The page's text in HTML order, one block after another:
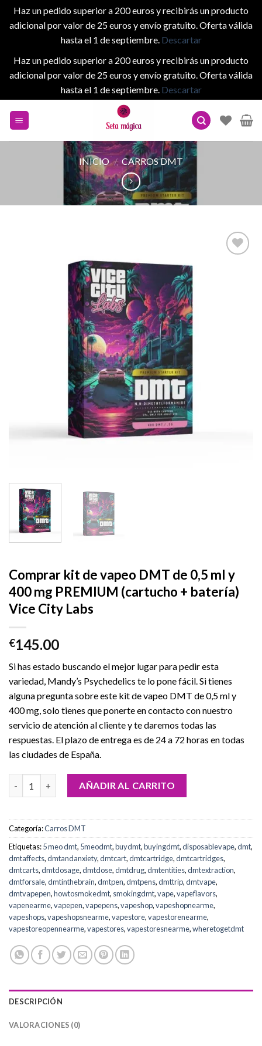
Haz un pedido superior a 200 euros y recibirás un producto
adicional por valor de 25 euros y envío gratuito. Oferta válida
hasta el 1 de septiembre. Descartar
Haz un pedido superior a 200 euros y recibirás un producto
adicional por valor de 25 euros y envío gratuito. Oferta válida
hasta el 1 de septiembre. Descartar
INICIO / CARROS DMT
Comprar kit de vapeo DMT de 0,5 ml y
400 mg PREMIUM (cartucho + batería)
Vice City Labs
€145.00
Si has estado buscando el mejor lugar para pedir esta
variedad, Mandy’s Psychedelics te lo pone fácil. Si tienes
alguna pregunta sobre este kit de vapeo DMT de 0,5 ml y
400 mg, solo tienes que ponerte en contacto con nuestro
servicio de atención al cliente y te daremos todas las
respuestas. El plazo de entrega es de 24 a 72 horas en todas
las ciudades de España.
Comprar kit de vapeo DMT de 0,5 ml y 400 mg PREMIUM
AÑADIR AL CARRITO
Categoría:Carros DMT
Etiquetas:5 meo dmt, 5meodmt,buydmt,buyingdmt,disposablevape,dmt,
dmtaffects,dmtandanxiety,dmtcart,dmtcartridge,dmtcartridges,
dmtcarts,dmtdosage,dmtdose,dmtdrug,dmtentities,dmtextraction,
dmtforsale,dmtinthebrain,dmtpen,dmtpens,dmttrip,dmtvape,
dmtvapepen,howtosmokedmt, smokingdmt,vape,vapeflavors,
vapenearme,vapepen,vapepens,vapeshop,vapeshopnearme,
vapeshops,vapeshopsnearme,vapestore,vapestorenearme,
vapestoreopennearme,vapestores,vapestoresnearme,wheretogetdmt
DESCRIPCIÓN
VALORACIONES (0)